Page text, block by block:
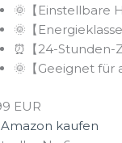
🌞【Einstellbare
🌞【
⏰️【24-
🌞【Geeignet
EUR
kaufen